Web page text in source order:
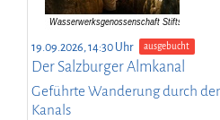
19.09.2026, 14:30 Uhr ausgebucht
Der Salzburger Almkanal
Geführte Wanderung durch
Kanals